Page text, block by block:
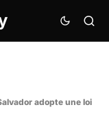
adopte une loi